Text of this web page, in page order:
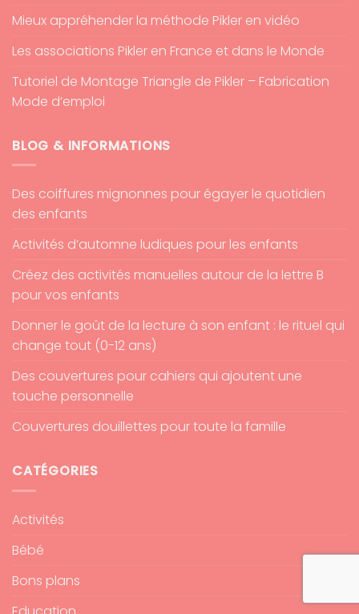
Mieux appréhender la méthode Pikler en vidéo
Les associations Pikler en France et dans le Monde
Tutoriel de Montage Triangle de Pikler – Fabrication
Mode d’emploi
BLOG & INFORMATIONS
Des coiffures mignonnes pour égayer le quotidien
des enfants
Activités d’automne ludiques pour les enfants
Créez des activités manuelles autour de la lettre B
pour vos enfants
Donner le goût de la lecture à son enfant : le rituel qui
change tout (0-12 ans)
Des couvertures pour cahiers qui ajoutent une
touche personnelle
Couvertures douillettes pour toute la famille
CATÉGORIES
Activités
Bébé
Bons plans